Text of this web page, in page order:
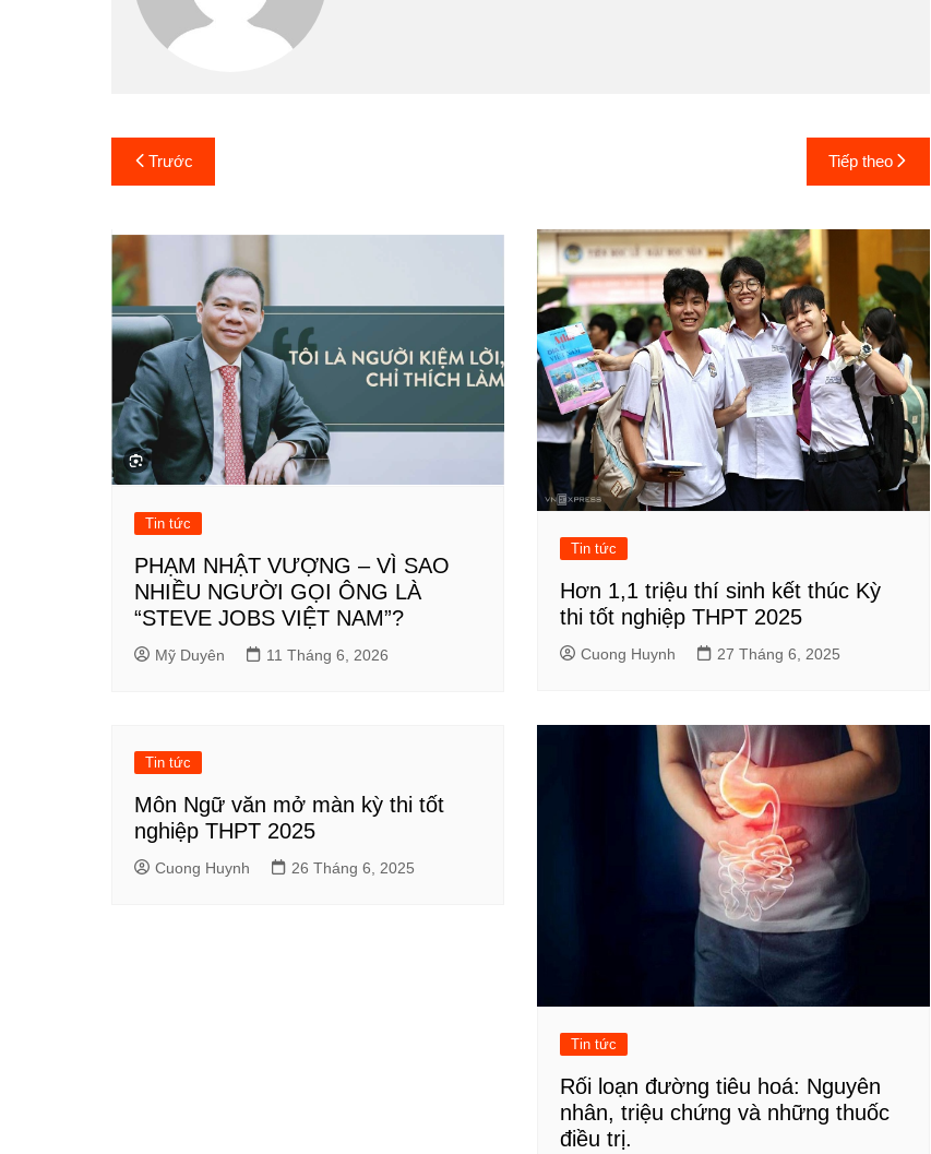
Điều
hướng
bài
viết
Trước Tiếp theo
Tin tức
PHẠM NHẬT VƯỢNG – VÌ SAO
NHIỀU NGƯỜI GỌI ÔNG LÀ
“STEVE JOBS VIỆT NAM”?
Mỹ Duyên 11 Tháng 6, 2026
Tin tức
Hơn 1,1 triệu thí sinh kết thúc Kỳ
thi tốt nghiệp THPT 2025
Cuong Huynh 27 Tháng 6, 2025
Tin tức
Môn Ngữ văn mở màn kỳ thi tốt
nghiệp THPT 2025
Cuong Huynh 26 Tháng 6, 2025
Tin tức
Rối loạn đường tiêu hoá: Nguyên
nhân, triệu chứng và những thuốc
điều trị.